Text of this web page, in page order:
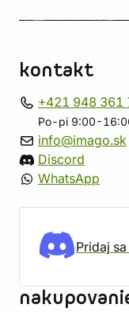
kontakt
+421 948 361
Po-pi 9:00-
info@imago.sk
Discord
WhatsApp
Pridaj